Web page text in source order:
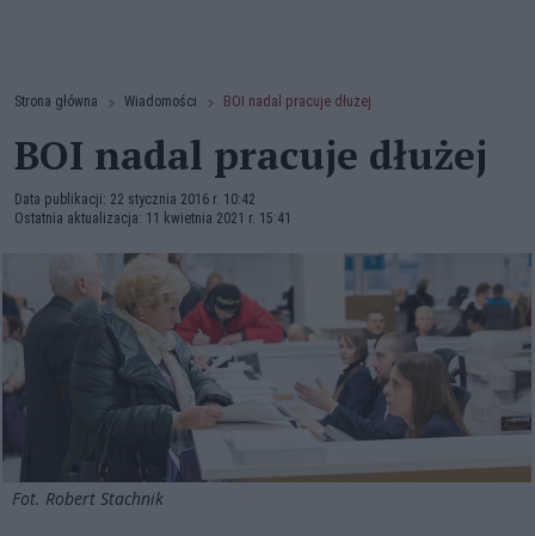
Strona główna Wiadomości BOI nadal pracuje dłużej
BOI nadal pracuje dłużej
Data publikacji: 22 stycznia 2016 r. 10:42
Ostatnia aktualizacja: 11 kwietnia 2021 r. 15:41
Fot. Robert Stachnik